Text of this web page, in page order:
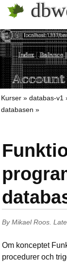
Kurser databas-v1
databasen
ByMikael Roos
Om konceptet
procedurer och